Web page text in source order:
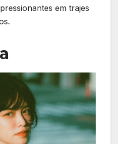
em trajes